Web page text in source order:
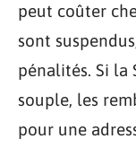
peut coûter
sont
pénalités. Si la
souple, les
pour une